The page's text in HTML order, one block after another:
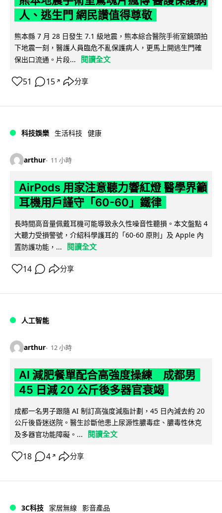
人、逃生門 網民讚值得尊敬
熊本縣 7 月 28 日發生 7.1 級地震，熊本綜合醫院手術室鏡頭拍
下地震一刻，醫護人員臨危不亂保護病人，更馬上開逃生門確
保出口流通。片段...
閱讀全文
51 15 ↗ 分享
科技娛樂 生活科技 健康
arthur 11 小時
AirPods 用家注意聽力響紅燈 醫學界籲
耳機用戶謹守「60-60」鐵律
長時間高音量佩戴耳機可能導致永久性噪音性聽損。本文盤點 4
大聽力受損警號，介紹科學護耳的「60-60 原則」及 Apple 內
置防護功能，...
閱讀全文
14 分享
人工智能
arthur 12 小時
AI 減肥餐單配合高強度操練 成都男
45 日減 20 公斤後多器官衰竭
成都一名男子跟隨 AI 制訂高強度減脂計劃，45 日內減去約 20
公斤後昏迷送院。醫生診斷他患上尿源性膿毒症、膿毒性休克
及多器官功能障礙。...
閱讀全文
18 4 ↗ 分享
3C科技 家居無線 影音產品